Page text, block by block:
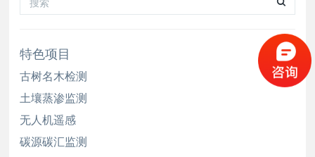
特色项目
古树名木检测
土壤蒸渗监测
无人机遥感
碳源碳汇监测